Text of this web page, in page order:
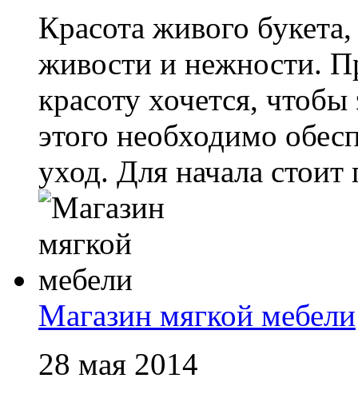
Красота живого
живости и нежности.
красоту хочется,
этого необходимо
уход. Для начала стоит
Магазин мягкой мебели
28 мая 2014